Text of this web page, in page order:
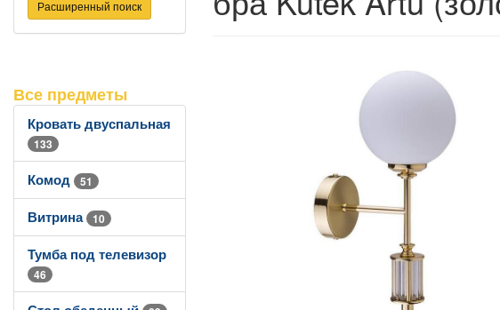
Расширенный поиск
Все предметы
Кровать двуспальная
133
Комод 51
Витрина 10
Тумба под телевизор
46